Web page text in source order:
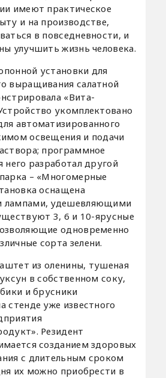
имеют практическое
и на производстве,
в повседневности, и
улучшить жизнь человека.
установки для
выращивания салатной
«Вита-
укомплектовано
автоматизированного
освещения и подачи
программное
него разработал другой
– «Многомерные
оснащена
лампами, удешевляющими
3, 6 и 10-ярусные
одновременно
сорта зелени.
из оленины, тушеная
в собственном соку,
и брусники
стенде уже известного
Резидент
созданием здоровых
с длительным сроком
их можно приобрести в